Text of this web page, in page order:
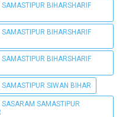
BIHARSHARIF
BIHARSHARIF
BIHARSHARIF
SIWAN BIHAR
SASARAM SAMASTIPUR